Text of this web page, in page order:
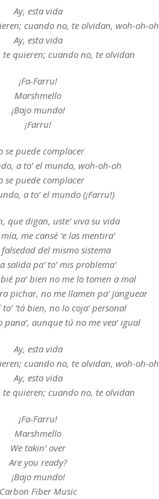
Ay, esta vida
cuando no, te olvidan, woh-oh-oh
Ay, esta vida
te quieren; cuando no, te olvidan
¡Fa-Farru!
Marshmello
¡Bajo mundo!
¡Farru!
se puede complacer
a to’ el mundo, woh-oh-oh
se puede complacer
a to’ el mundo (¡Farru!)
que digan, uste’ viva su vida
me cansé ‘e las mentira’
del mismo sistema
salida pa’ to’ mis problema’
pa’ bien no me lo tomen a mal
pichar, no me llamen pa’ janguear
‘tá bien, no lo coja’ personal
pana’, aunque tú no me vea’ igual
Ay, esta vida
cuando no, te olvidan, woh-oh-oh
Ay, esta vida
te quieren; cuando no, te olvidan
¡Fa-Farru!
Marshmello
We takin’ over
Are you ready?
¡Bajo mundo!
Carbon Fiber Music